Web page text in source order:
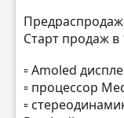
Старт продаж
▫️ Amoled
▫️ процессор
▫️